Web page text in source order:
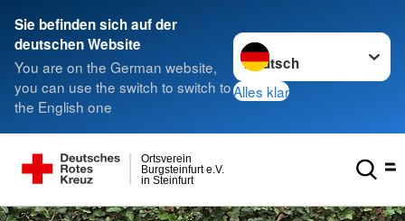
Sie befinden sich auf der
deutschen Website
You are on the German website,
you can use the switch to switch to
the English one
Sprache wechseln zu
Alles klar
in Steinfurt
Burgsteinfurt e.V.
Ortsverein